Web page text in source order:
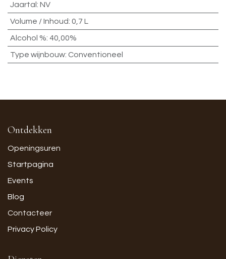
Jaartal : NV
Volume / Inhoud: 0,7 L
Alcohol %: 40,00%
Type wijnbouw: Conventioneel
Ontdekken
Openingsuren
Startpagina
Events
Blog
Contacteer
Privacy Policy